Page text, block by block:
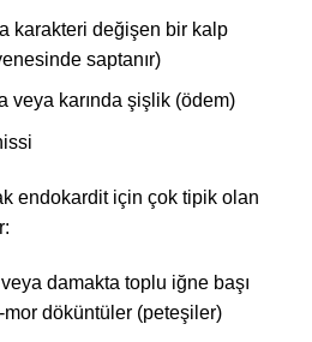
karakteri değişen bir kalp
saptanır)
veya karında şişlik (ödem)
endokardit için çok tipik olan
damakta toplu iğne başı
mor döküntüler (peteşiler)